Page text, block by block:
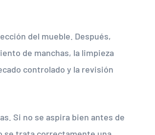
del mueble. Después,
de manchas, la limpieza
controlado y la revisión
Si no se aspira bien antes de